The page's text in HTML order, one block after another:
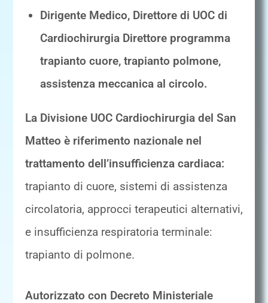
Dirigente Medico, Direttore di UOC di
Cardiochirurgia Direttore programma
trapianto cuore, trapianto polmone,
assistenza meccanica al circolo.
La Divisione UOC Cardiochirurgia del San
Matteo è riferimento nazionale nel
trattamento dell’insufficienza cardiaca:
trapianto di cuore, sistemi di assistenza
circolatoria, approcci terapeutici alternativi,
e insufficienza respiratoria terminale:
trapianto di polmone.
Autorizzato con Decreto Ministeriale